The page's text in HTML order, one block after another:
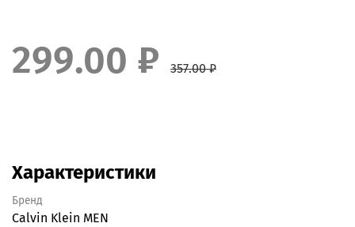
299.00 ₽ 357.00 ₽
Характеристики
Бренд
Calvin Klein MEN